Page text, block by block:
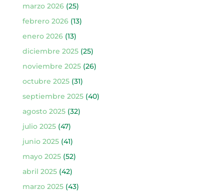
marzo 2026(25)
febrero 2026(13)
enero 2026(13)
diciembre 2025(25)
noviembre 2025(26)
octubre 2025(31)
septiembre 2025(40)
agosto 2025(32)
julio 2025(47)
junio 2025(41)
mayo 2025(52)
abril 2025(42)
marzo 2025(43)